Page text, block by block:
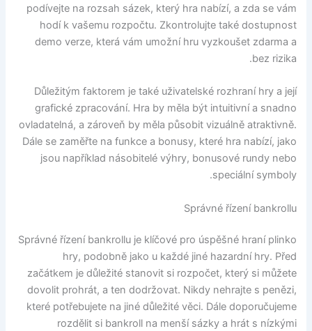
podívejte na rozsah sázek, který hra nabízí, a zda se vám
hodí k vašemu rozpočtu. Zkontrolujte také dostupnost
demo verze, která vám umožní hru vyzkoušet zdarma a
bez rizika.
Důležitým faktorem je také uživatelské rozhraní hry a její
grafické zpracování. Hra by měla být intuitivní a snadno
ovladatelná, a zároveň by měla působit vizuálně atraktivně.
Dále se zaměřte na funkce a bonusy, které hra nabízí, jako
jsou například násobitelé výhry, bonusové rundy nebo
speciální symboly.
Správné řízení bankrollu
Správné řízení bankrollu je klíčové pro úspěšné hraní plinko
hry, podobně jako u každé jiné hazardní hry. Před
začátkem je důležité stanovit si rozpočet, který si můžete
dovolit prohrát, a ten dodržovat. Nikdy nehrajte s penězi,
které potřebujete na jiné důležité věci. Dále doporučujeme
rozdělit si bankroll na menší sázky a hrát s nízkými